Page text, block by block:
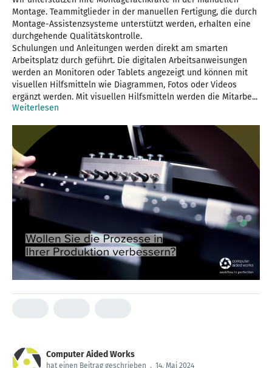
Montage. Teammitglieder in der manuellen Fertigung, die durch
Montage-Assistenzsysteme unterstützt werden, erhalten eine
durchgehende Qualitätskontrolle.
Schulungen und Anleitungen werden direkt am smarten
Arbeitsplatz durch geführt. Die digitalen Arbeitsanweisungen
werden an Monitoren oder Tablets angezeigt und können mit
visuellen Hilfsmitteln wie Diagrammen, Fotos oder Videos
ergänzt werden. Mit visuellen Hilfsmitteln werden die Mitarbe...
Weiterlesen
Computer Aided Works
hat einen Beitrag geschrieben . 14. Mai 2024